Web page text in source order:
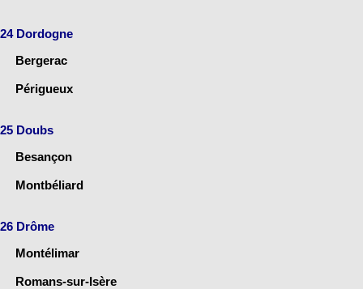
24 Dordogne
Bergerac
Périgueux
25 Doubs
Besançon
Montbéliard
26 Drôme
Montélimar
Romans-sur-Isère